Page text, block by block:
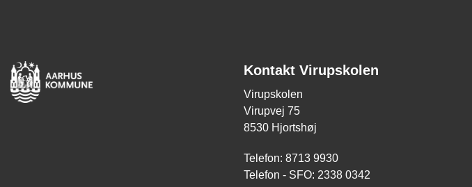
Kontakt Virupskolen
Virupskolen
Virupvej 75
8530 Hjortshøj
Telefon: 8713 9930
Telefon - SFO: 2338 0342